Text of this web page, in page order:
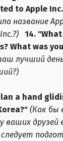
to Apple
название
14.
What was
лучший день
a hand
(Как бы
ваших друзей